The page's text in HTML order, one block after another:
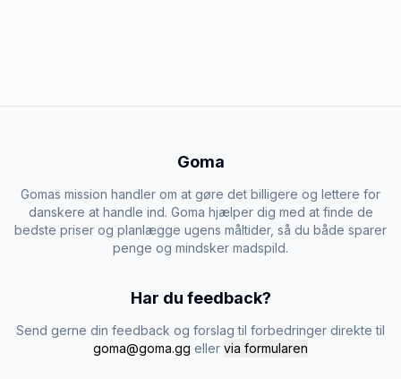
Goma
Gomas mission handler om at gøre det billigere og lettere for
danskere at handle ind. Goma hjælper dig med at finde de
bedste priser og planlægge ugens måltider, så du både sparer
penge og mindsker madspild.
Har du feedback?
Send gerne din feedback og forslag til forbedringer direkte til
goma@goma.gg eller via formularen